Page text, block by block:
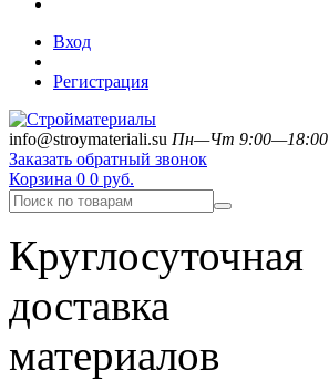
Вход
Регистрация
info@stroymateriali.su Пн—Чт 9:00—18:00
Заказать обратный звонок
Корзина 0 0 руб.
Круглосуточная
доставка
материалов